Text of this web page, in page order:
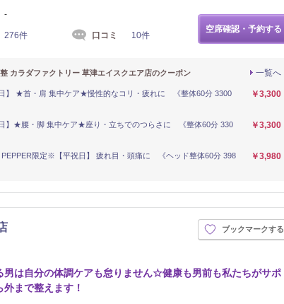
-
276件 口コミ 10件
空席確認・予約する
一覧へ
カラダファクトリー 草津エイスクエア店のクーポン
日】 ★首・肩 集中ケア★慢性的なコリ・疲れに 《整体60分 3300
￥3,300
日】★腰・脚 集中ケア★座り・立ちでのつらさに 《整体60分 330
￥3,300
限定※【平祝日】 疲れ目・頭痛に 《ヘッド整体60分 398
￥3,980
ブックマークする
男は自分の体調ケアも怠りません☆健康も男前も私たちがサポ
外まで整えます！